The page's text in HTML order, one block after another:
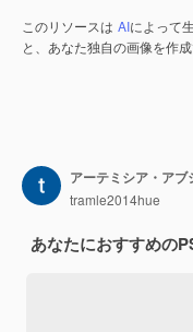
このリソースは AIによって
と、あなた独自の画像を作成
tramle2014hue
あなたにおすすめの